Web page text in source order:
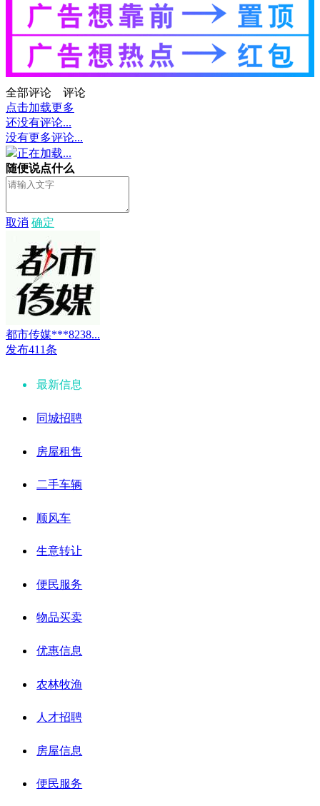
全部评论
评论
点击加载更多
还没有评论...
没有更多评论...
正在加载...
随便说点什么
取消 确定
都市传媒***8238...
发布411条
最新信息
同城招聘
房屋租售
二手车辆
顺风车
生意转让
便民服务
物品买卖
优惠信息
农林牧渔
人才招聘
房屋信息
便民服务